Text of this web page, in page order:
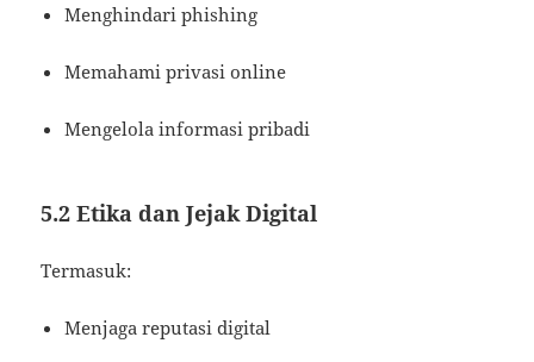
Menghindari phishing
Memahami privasi online
Mengelola informasi pribadi
5.2 Etika dan Jejak Digital
Termasuk:
Menjaga reputasi digital